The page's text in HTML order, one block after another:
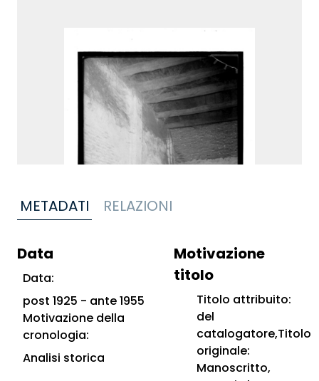
METADATI RELAZIONI
Data
Data:
post 1925 - ante 1955
Motivazione della
cronologia:
Analisi storica
Motivazione
titolo
Titolo attribuito:
del
catalogatore,Titolo
originale:
Manoscritto,